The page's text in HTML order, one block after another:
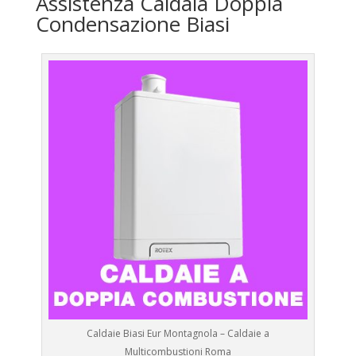
Condensazione Biasi
Caldaie Biasi Eur Montagnola – Caldaie a
Multicombustioni Roma